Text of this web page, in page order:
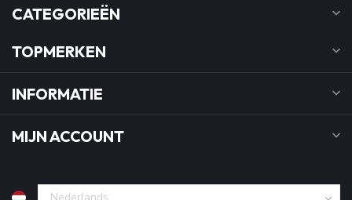
CATEGORIEËN
TOPMERKEN
INFORMATIE
MIJN ACCOUNT